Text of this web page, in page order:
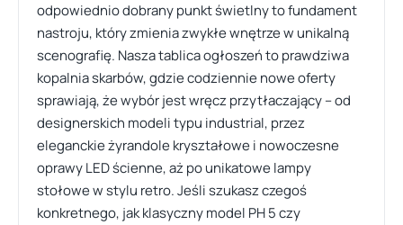
odpowiednio dobrany punkt świetlny to fundament
nastroju, który zmienia zwykłe wnętrze w unikalną
scenografię. Nasza tablica ogłoszeń to prawdziwa
kopalnia skarbów, gdzie codziennie nowe oferty
sprawiają, że wybór jest wręcz przytłaczający – od
designerskich modeli typu industrial, przez
eleganckie żyrandole kryształowe i nowoczesne
oprawy LED ścienne, aż po unikatowe lampy
stołowe w stylu retro. Jeśli szukasz czegoś
konkretnego, jak klasyczny model PH 5 czy